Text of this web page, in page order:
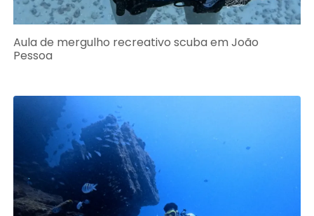
Aula de mergulho recreativo scuba em João
Pessoa